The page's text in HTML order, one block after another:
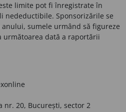
limite pot fi înregistrate în
Sponsorizările se
sumele urmând să figureze
dată a raportării
nr. 20, București, sector 2